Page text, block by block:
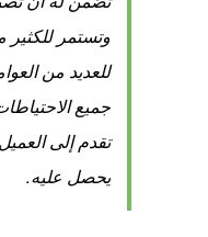
وتستمر
للعديد من
جميع
تقدم إلى
يحصل عليه.